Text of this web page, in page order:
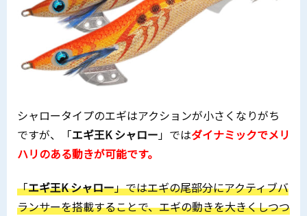
シャロータイプのエギはアクションが小さくなりがち
ですが、「エギ王K シャロー」ではダイナミックでメリ
ハリのある動きが可能です。
「エギ王K シャロー」ではエギの尾部分にアクティブバ
ランサーを搭載することで、エギの動きを大きくしつつ